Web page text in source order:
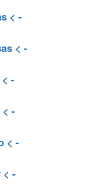
< -
< -
-
< -
< -
< -